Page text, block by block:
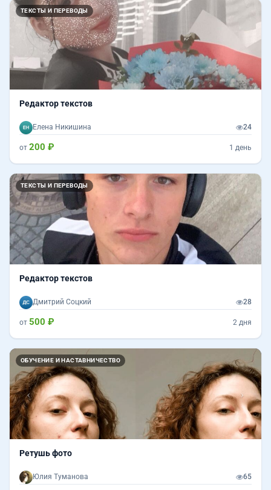
ТЕКСТЫ И ПЕРЕВОДЫ
Редактор текстов
Елена Никишина 24
от 200 ₽ 1 день
ТЕКСТЫ И ПЕРЕВОДЫ
Редактор текстов
Дмитрий Соцкий 28
от 500 ₽ 2 дня
ОБУЧЕНИЕ И НАСТАВНИЧЕСТВО
Назад
Ретушь фото
Юлия Туманова 65